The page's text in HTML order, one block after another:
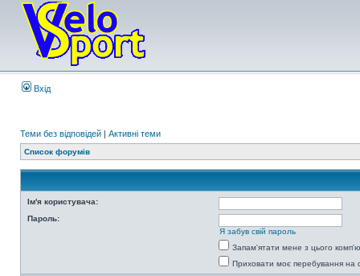
Вхід
Теми без відповідей | Активні теми
Список форумів
Ім'я користувача:
Пароль:
Я забув свій пароль
Запам'ятати мене з цього
Приховати моє перебування на